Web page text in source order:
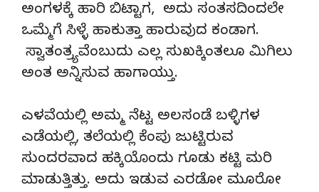
ಅಂಗಳಕ್ಕೆ ಹಾರಿ ಬಿಟ್ಟಾಗ, ಅದು ಸಂತಸದಿಂದಲೇ
ಒಮ್ಮೆಗೆ ಸಿಳ್ಳೆ ಹಾಕುತ್ತಾ ಹಾರುವುದ ಕಂಡಾಗ.
ಸ್ವಾತಂತ್ರ್ಯವೆಂಬುದು ಎಲ್ಲ ಸುಖಕ್ಕಿಂತಲೂ ಮಿಗಿಲು
ಅಂತ ಅನ್ನಿಸುವ ಹಾಗಾಯ್ತು.
ಎಳವೆಯಲ್ಲಿ ಅಮ್ಮ ನೆಟ್ಟ ಅಲಸಂಡೆ ಬಳ್ಳಿಗಳ
ಎಡೆಯಲ್ಲಿ, ತಲೆಯಲ್ಲಿ ಕೆಂಪು ಜುಟ್ಟಿರುವ
ಸುಂದರವಾದ ಹಕ್ಕಿಯೊಂದು ಗೂಡು ಕಟ್ಟಿ ಮರಿ
ಮಾಡುತ್ತಿತ್ತು. ಅದು ಇಡುವ ಎರಡೋ ಮೂರೋ